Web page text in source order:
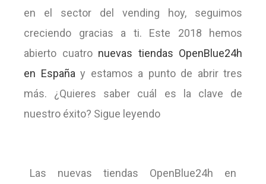
en el sector del vending hoy, seguimos
creciendo gracias a ti. Este 2018 hemos
abierto cuatro nuevas tiendas OpenBlue24h
en Españay estamos a punto de abrir tres
más. ¿Quieres saber cuál es la clave de
nuestro éxito? Sigue leyendo
Las nuevas tiendas OpenBlue24h en